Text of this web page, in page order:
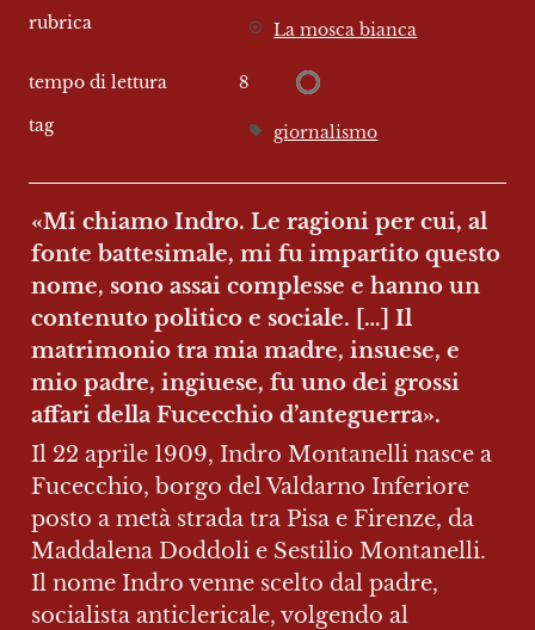
rubrica La mosca bianca
tempo di lettura 8
tag giornalismo
«Mi chiamo Indro. Le ragioni per cui, al
fonte battesimale, mi fu impartito questo
nome, sono assai complesse e hanno un
contenuto politico e sociale. […] Il
matrimonio tra mia madre, insuese, e
mio padre, ingiuese, fu uno dei grossi
affari della Fucecchio d’anteguerra».
Il 22 aprile 1909, Indro Montanelli nasce a
Fucecchio, borgo del Valdarno Inferiore
posto a metà strada tra Pisa e Firenze, da
Maddalena Doddoli e Sestilio Montanelli.
Il nome Indro venne scelto dal padre,
socialista anticlericale, volgendo al